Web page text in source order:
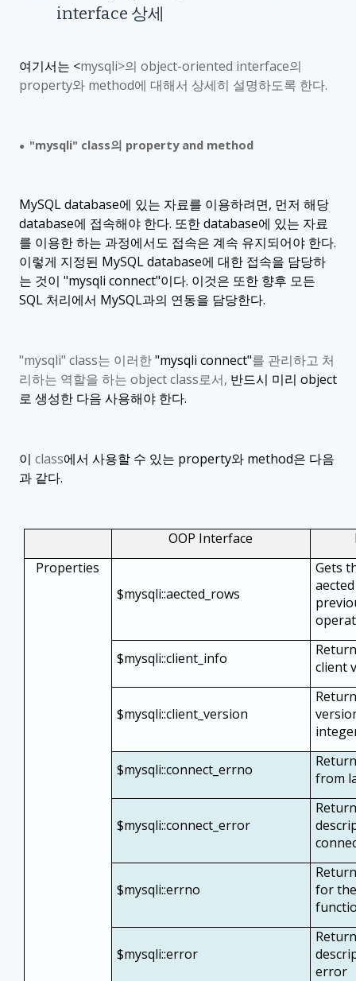
interface 상세
여기서는 <mysqli>의 object-oriented interface의
property와 method에 대해서 상세히 설명하도록 한다.
● "mysqli" class의 property and method
MySQL database에 있는 자료를 이용하려면, 먼저 해당
database에 접속해야 한다. 또한database에 있는 자료
를 이용한 하는 과정에서도 접속은 계속 유지되어야 한다.
이렇게 지정된 MySQL database에 대한 접속을 담당하
는 것이 "mysqli connect"이다. 이것은 또한 향후 모든
SQL 처리에서 MySQL과의 연동을 담당한다.
"mysqli" class는 이러한"mysqli connect"를 관리하고 처
리하는 역할을 하는 object class로서, 반드시 미리 object
로 생성한 다음 사용해야 한다.
이 class에서 사용할 수 있는 property와 method은 다음
과 같다.
OOP Interface
Properties
$mysqli::affected_rows
Gets
$mysqli::client_info
client
$mysqli::client_version
$mysqli::connect_errno
from
$mysqli::connect_error
$mysqli::errno
for
$mysqli::error
error